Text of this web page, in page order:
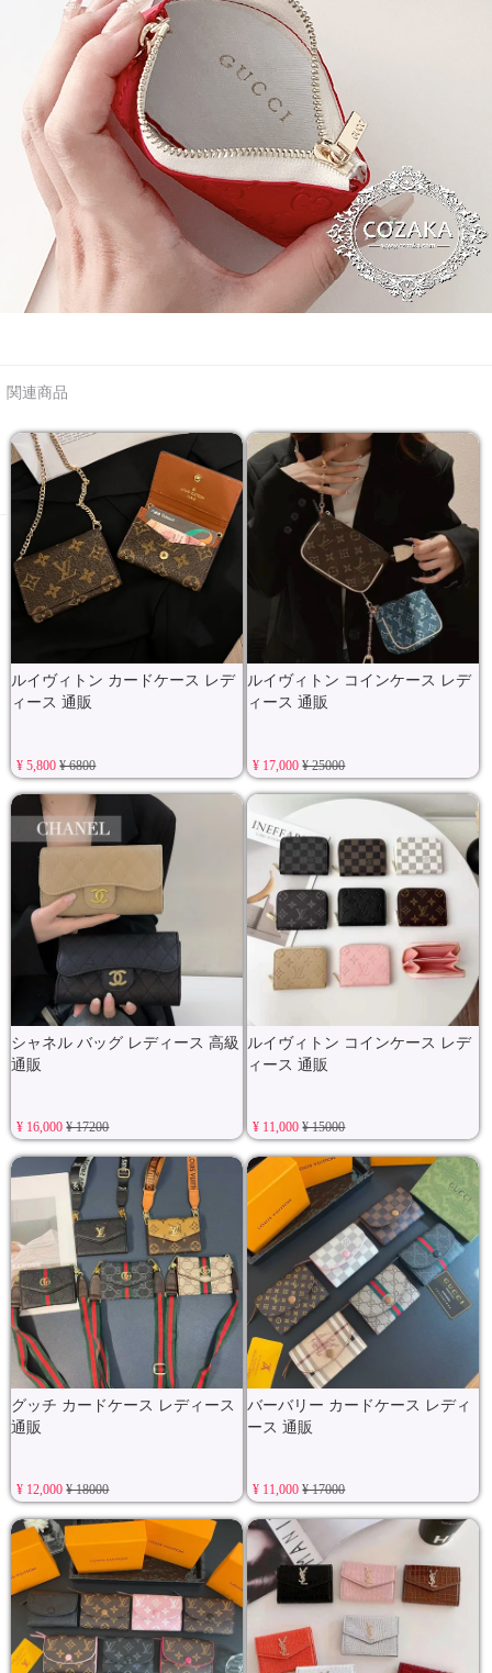
関連商品
ルイヴィトン カードケース レデ
ィース 通販
¥ 5,800¥ 6800
ルイヴィトン コインケース レデ
ィース 通販
¥ 17,000¥ 25000
シャネル バッグ レディース 高級
通販
¥ 16,000¥ 17200
ルイヴィトン コインケース レデ
ィース 通販
¥ 11,000¥ 15000
グッチ カードケース レディース
通販
¥ 12,000¥ 18000
バーバリー カードケース レディ
ース 通販
¥ 11,000¥ 17000